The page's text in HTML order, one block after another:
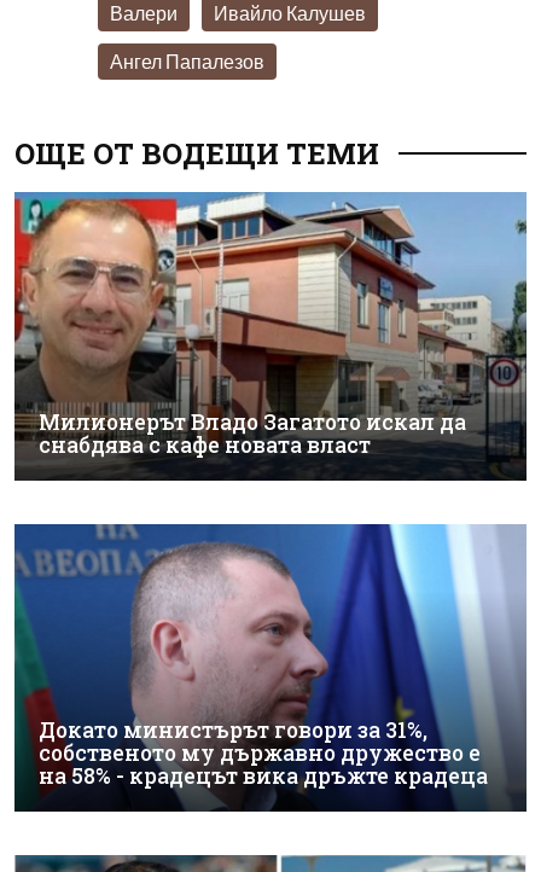
Валери Ивайло Калушев
Ангел Папалезов
ОЩЕ ОТ ВОДЕЩИ ТЕМИ
Милионерът Владо Загатото искал да
снабдява с кафе новата власт
Докато министърът говори за 31%,
собственото му държавно дружество е
на 58% - крадецът вика дръжте крадеца